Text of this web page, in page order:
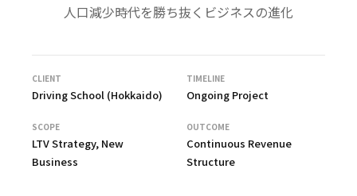
人口減少時代を勝ち抜くビジネスの進化
CLIENT
Driving School (Hokkaido)
TIMELINE
Ongoing Project
SCOPE
LTV Strategy, New
Business
OUTCOME
Continuous Revenue
Structure